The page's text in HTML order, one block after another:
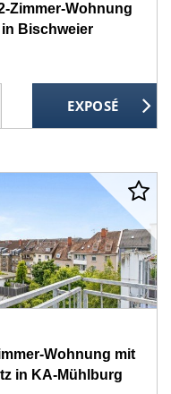
Zimmer-Wohnung
Bischweier
Wohnung mit
in KA-Mühlburg